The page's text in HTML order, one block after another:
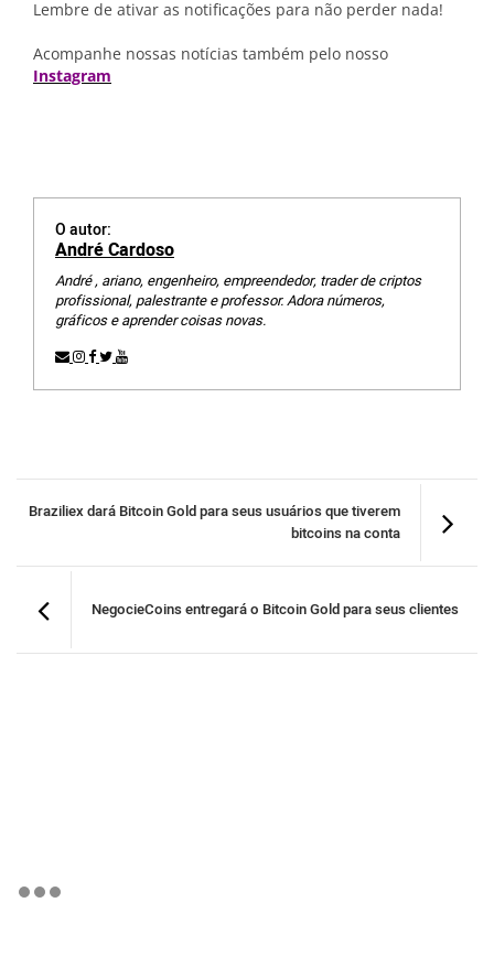
Lembre de ativar as notificações para não perder nada!
Acompanhe nossas notícias também pelo nosso
Instagram
O autor:
André Cardoso
André , ariano, engenheiro, empreendedor, trader de criptos
profissional, palestrante e professor. Adora números,
gráficos e aprender coisas novas.
Braziliex dará Bitcoin Gold para seus usuários que tiverem
bitcoins na conta
NegocieCoins entregará o Bitcoin Gold para seus clientes